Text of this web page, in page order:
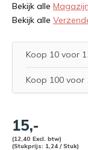
Bekijk alle
Bekijk alle
Koop 10 voor
Koop 100 voor
15,-
(12,40 Excl. btw)
(Stukprijs: 1,24 / Stuk)